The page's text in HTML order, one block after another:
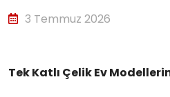
3 Temmuz 2026
Tek Katlı Çelik Ev